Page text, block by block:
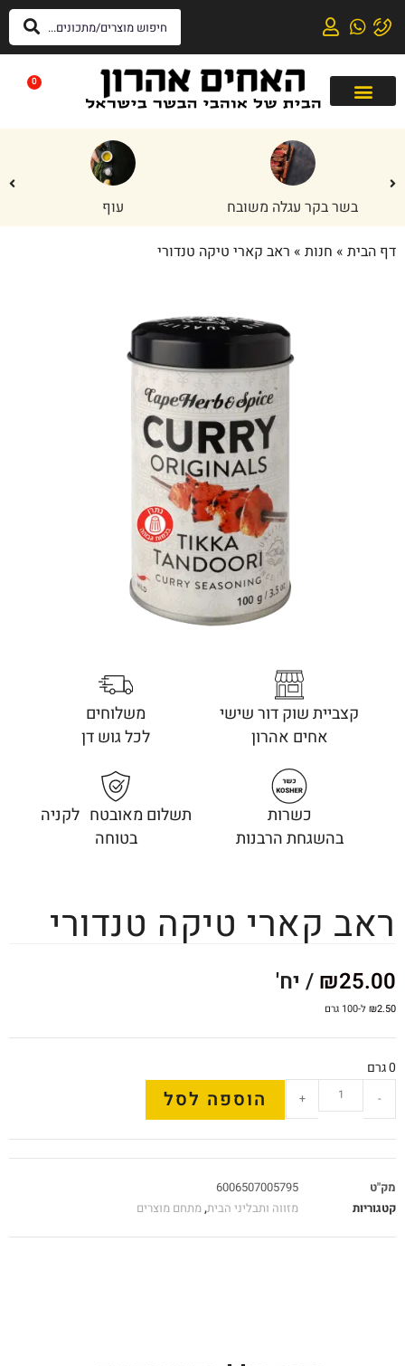
0
בשר בקר עגלה משובח עוף
דף הבית » חנות » ראב קארי טיקה טנדורי
ראב קארי טיקה טנדורי
₪25.00 / יח'
₪2.50 ל-100 גרם
0 גרם
-
+ הוספה לסל
מק"ט
6006507005795
קטגוריות
מזווה ותבליני הבית,מתחם מוצרים
קצביית שוק דור שישי
אחים אהרון
משלוחים
לכל גוש דן
כשרות
בהשגחת הרבנות
תשלום מאובטח לקניה
בטוחה